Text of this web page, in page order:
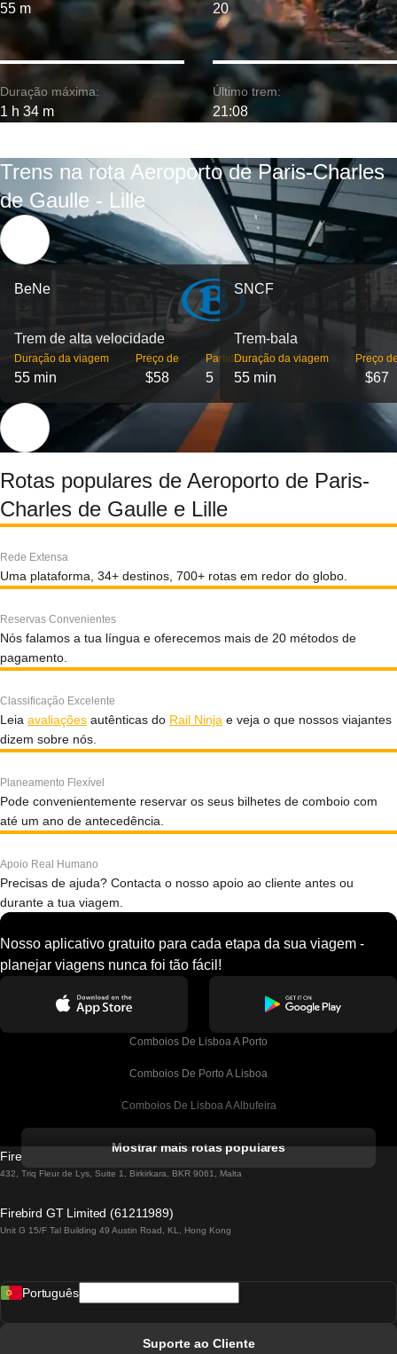
55 m
Duração máxima:
1 h 34 m
20
Último trem:
21:08
Trens na rota Aeroporto de Paris-Charles
de Gaulle - Lille
BeNe
Trem de alta velocidade
Duração da viagem
55 min
Preço de
$58
Partidas
5
SNCF
Trem-bala
Duração da viagem
55 min
Preço
$67
Rotas populares de Aeroporto de Paris-
Charles de Gaulle e Lille
Rede Extensa
Uma plataforma, 34+ destinos, 700+ rotas em redor do globo.
Reservas Convenientes
Nós falamos a tua língua e oferecemos mais de 20 métodos de
pagamento.
Classificação Excelente
Leia avaliações autênticas do Rail Ninja e veja o que nossos viajantes
dizem sobre nós.
Planeamento Flexível
Pode convenientemente reservar os seus bilhetes de comboio com
até um ano de antecedência.
Apoio Real Humano
Precisas de ajuda? Contacta o nosso apoio ao cliente antes ou
durante a tua viagem.
Nosso aplicativo gratuito para cada etapa da sua viagem -
planejar viagens nunca foi tão fácil!
Comboios De Lisboa A Porto
Comboios De Porto A Lisboa
Comboios De Lisboa A Albufeira
Comboios De Lisboa A Lagos
Comboios De Lisboa A Madrid
Mostrar mais rotas populares
Firebird GT Limited (OC 1451)
432, Triq Fleur de Lys, Suite 1, Birkirkara, BKR 9061, Malta
Firebird GT Limited (61211989)
Unit G 15/F Tal Building 49 Austin Road, KL, Hong Kong
Português
Suporte ao Cliente